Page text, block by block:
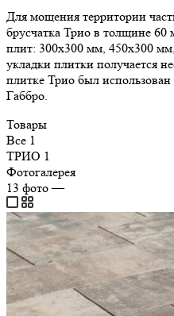
Для мощения территории
брусчатка Трио в толщине 60
плит: 300х300 мм, 450х300
укладки плитки получается
плитке Трио был
Габбро.
Товары
Все 1
ТРИО 1
Фотогалерея
13 фото—